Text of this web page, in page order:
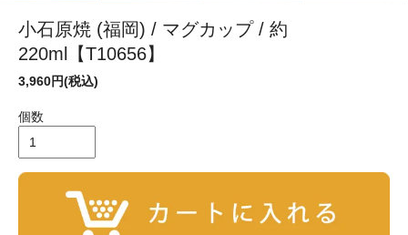
小石原焼 (福岡) / マグカップ / 約
220ml【T10656】
3,960円(税込)
個数